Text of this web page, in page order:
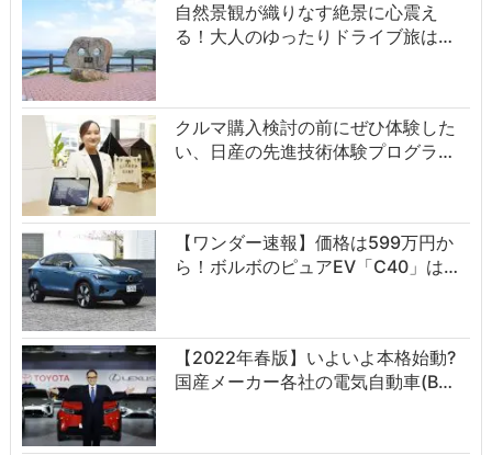
自然景観が織りなす絶景に心震え
る！大人のゆったりドライブ旅は…
クルマ購入検討の前にぜひ体験した
い、日産の先進技術体験プログラ…
【ワンダー速報】価格は599万円か
ら！ボルボのピュアEV「C40」は…
【2022年春版】いよいよ本格始動?
国産メーカー各社の電気自動車(B…